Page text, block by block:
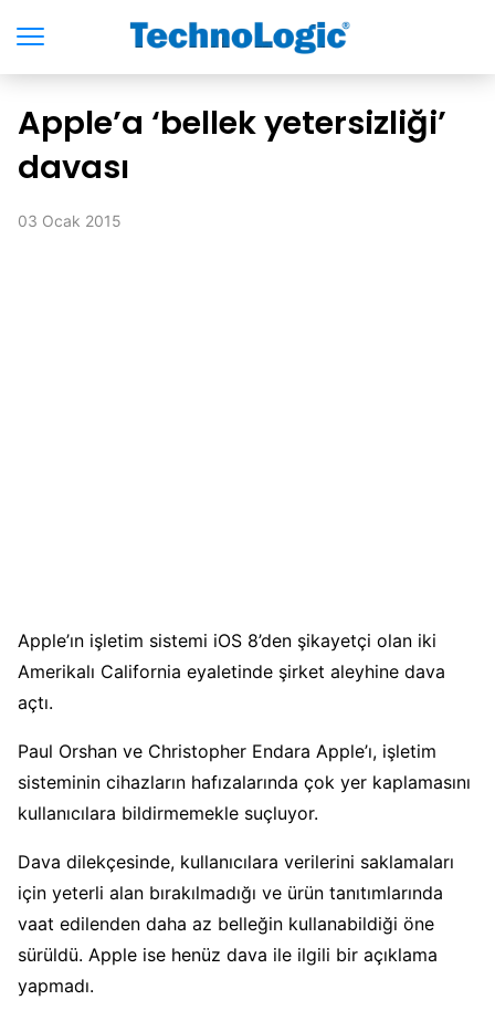
Apple’a ‘bellek yetersizliği’
davası
03 Ocak 2015
Apple’ın işletim sistemi iOS 8’den şikayetçi olan iki
Amerikalı California eyaletinde şirket aleyhine dava
açtı.
Paul Orshan ve Christopher Endara Apple’ı, işletim
sisteminin cihazların hafızalarında çok yer kaplamasını
kullanıcılara bildirmemekle suçluyor.
Dava dilekçesinde, kullanıcılara verilerini saklamaları
için yeterli alan bırakılmadığı ve ürün tanıtımlarında
vaat edilenden daha az belleğin kullanabildiği öne
sürüldü. Apple ise henüz dava ile ilgili bir açıklama
yapmadı.